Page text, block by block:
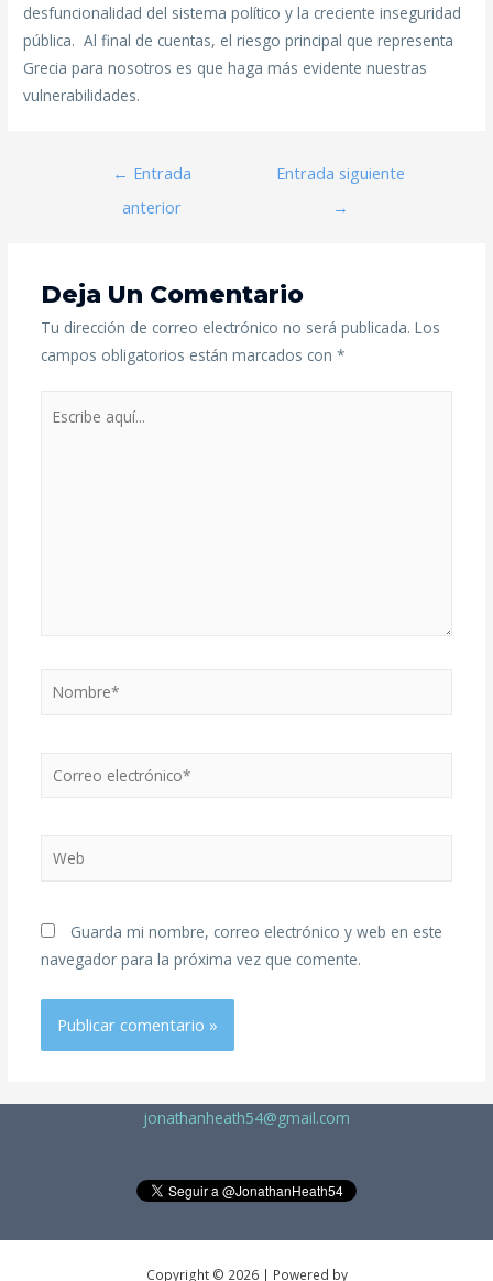
desfuncionalidad del sistema político y la creciente inseguridad
pública. Al final de cuentas, el riesgo principal que representa
Grecia para nosotros es que haga más evidente nuestras
vulnerabilidades.
← Entrada
anterior
Entrada siguiente
→
Deja Un Comentario
Tu dirección de correo electrónico no será publicada. Los
campos obligatorios están marcados con *
Guarda mi nombre, correo electrónico y web en este
navegador para la próxima vez que comente.
jonathanheath54@gmail.com
Copyright © 2026 | Powered by